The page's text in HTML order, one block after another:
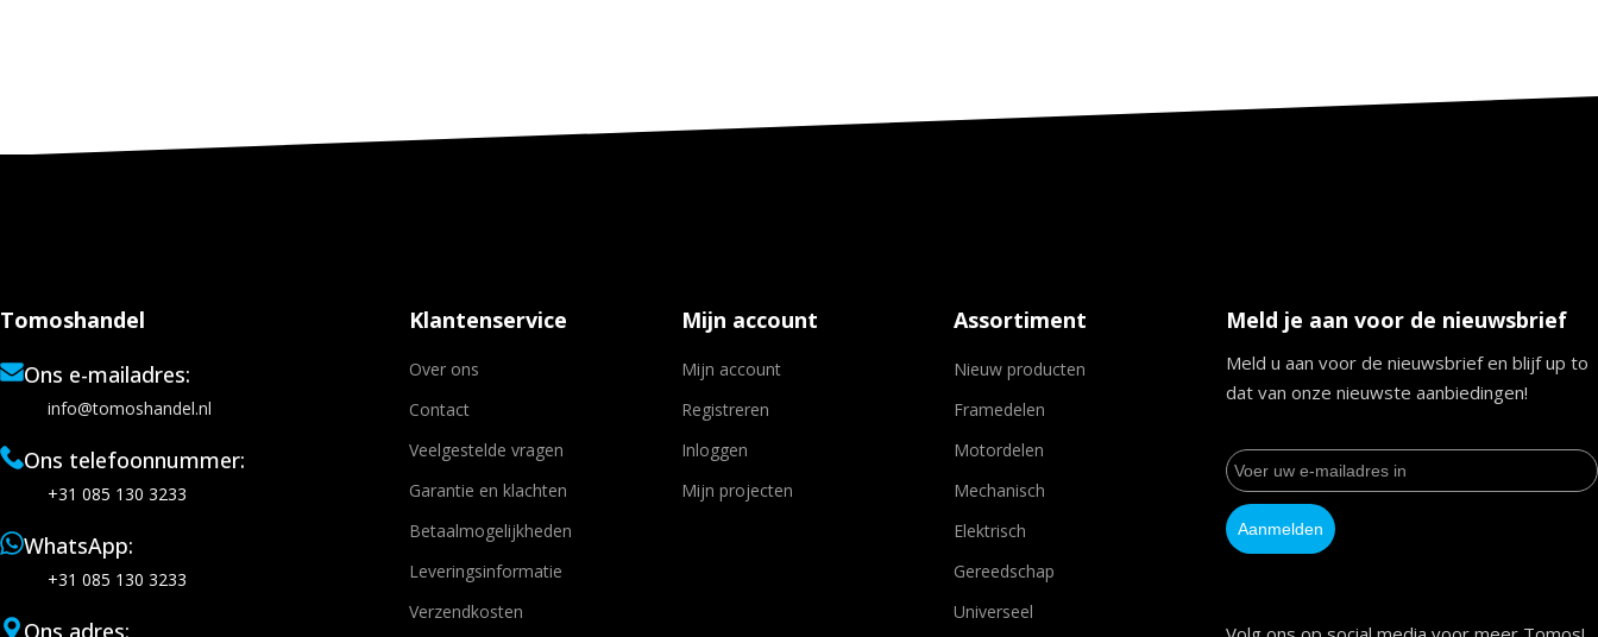
Tomoshandel
Ons e-mailadres:
info@tomoshandel.nl
Ons telefoonnummer:
+31 085 130 3233
WhatsApp:
+31 085 130 3233
Klantenservice
Over ons
Contact
Veelgestelde vragen
Garantie en klachten
Betaalmogelijkheden
Leveringsinformatie
Verzendkosten
Mijn account
Mijn account
Registreren
Inloggen
Mijn projecten
Assortiment
Nieuw producten
Framedelen
Motordelen
Mechanisch
Elektrisch
Gereedschap
Universeel
Meld je aan voor de nieuwsbrief
Meld u aan voor de nieuwsbrief en blijf up to
dat van onze nieuwste aanbiedingen!
Aanmelden